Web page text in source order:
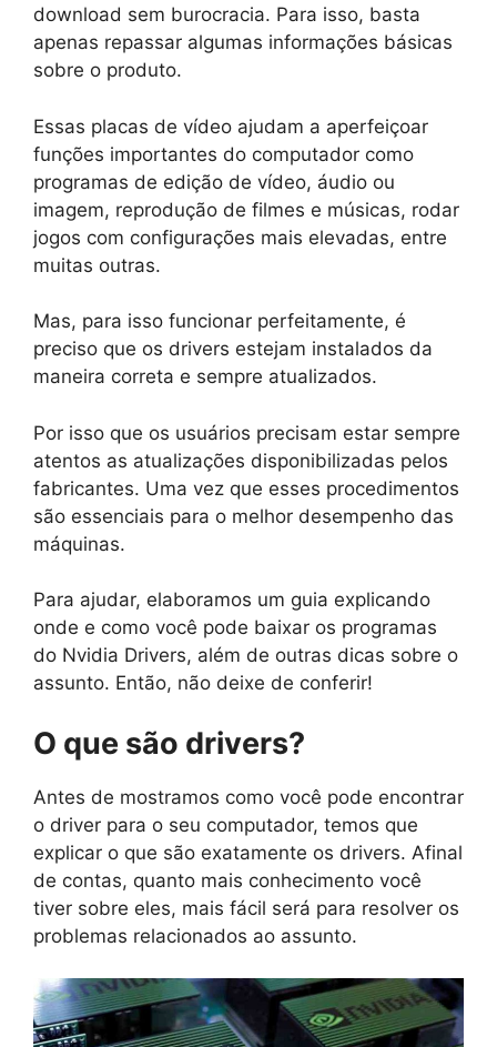
download sem burocracia. Para isso, basta
apenas repassar algumas informações básicas
sobre o produto.
Essas placas de vídeo ajudam a aperfeiçoar
funções importantes do computador como
programas de edição de vídeo, áudio ou
imagem, reprodução de filmes e músicas, rodar
jogos com configurações mais elevadas, entre
muitas outras.
Mas, para isso funcionar perfeitamente, é
preciso que os drivers estejam instalados da
maneira correta e sempre atualizados.
Por isso que os usuários precisam estar sempre
atentos as atualizações disponibilizadas pelos
fabricantes. Uma vez que esses procedimentos
são essenciais para o melhor desempenho das
máquinas.
Para ajudar, elaboramos um guia explicando
onde e como você pode baixar os programas
do Nvidia Drivers, além de outras dicas sobre o
assunto. Então, não deixe de conferir!
O que são drivers?
Antes de mostramos como você pode encontrar
o driver para o seu computador, temos que
explicar o que são exatamente os drivers. Afinal
de contas, quanto mais conhecimento você
tiver sobre eles, mais fácil será para resolver os
problemas relacionados ao assunto.